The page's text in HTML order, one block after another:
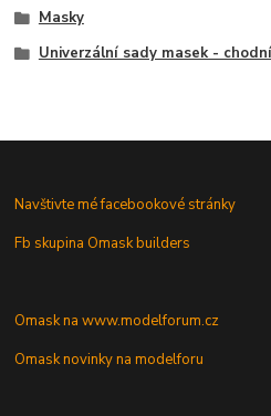
Masky
Univerzální sady masek -
Navštivte mé facebookové stránky
Fb skupina Omask builders
Omask na www.modelforum.cz
Omask novinky na modelforu